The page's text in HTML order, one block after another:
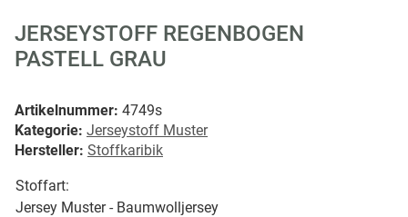
JERSEYSTOFF REGENBOGEN
PASTELL GRAU
Artikelnummer: 4749s
Kategorie: Jerseystoff Muster
Hersteller: Stoffkaribik
Stoffart:
Jersey Muster - Baumwolljersey